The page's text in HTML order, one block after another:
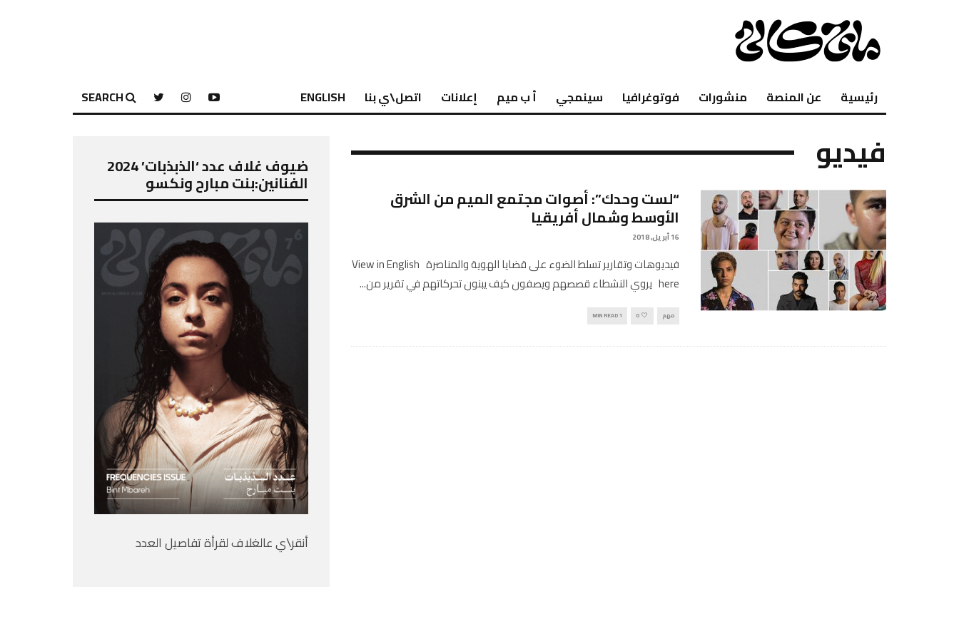
رئيسية عن المنصة منشورات فوتوغرافيا سينمجي أ ب ميم إعلانات اتصل\ي بنا ENGLISH
SEARCH
فيديو
“لست وحدك”: أصوات مجتمع الميم من الشرق
الأوسط وشمال أفريقيا
16 أبريل, 2018
فيديوهات وتقارير تسلط الضوء على قضايا الهوية والمناصرة View in English
here يروي النشطاء قصصهم ويصفون كيف يبنون تحركاتهم في تقرير من
...
مهم 0
1 MIN READ
ضيوف غلاف عدد ‘الذبذبات’ 2024
الفنانين:بنت مبارح ونكسو
أنقر\ي عالغلاف لقرأة تفاصيل العدد